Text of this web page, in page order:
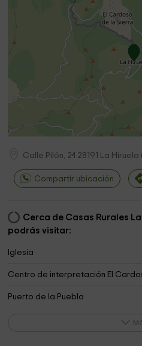
Calle Pilón, 24 28191 La Hiruela (
Compartir ubicación
Cerca de Casas Rurales La
podrás visitar:
Iglesia
Centro de interpretación El
Puerto de la Puebla